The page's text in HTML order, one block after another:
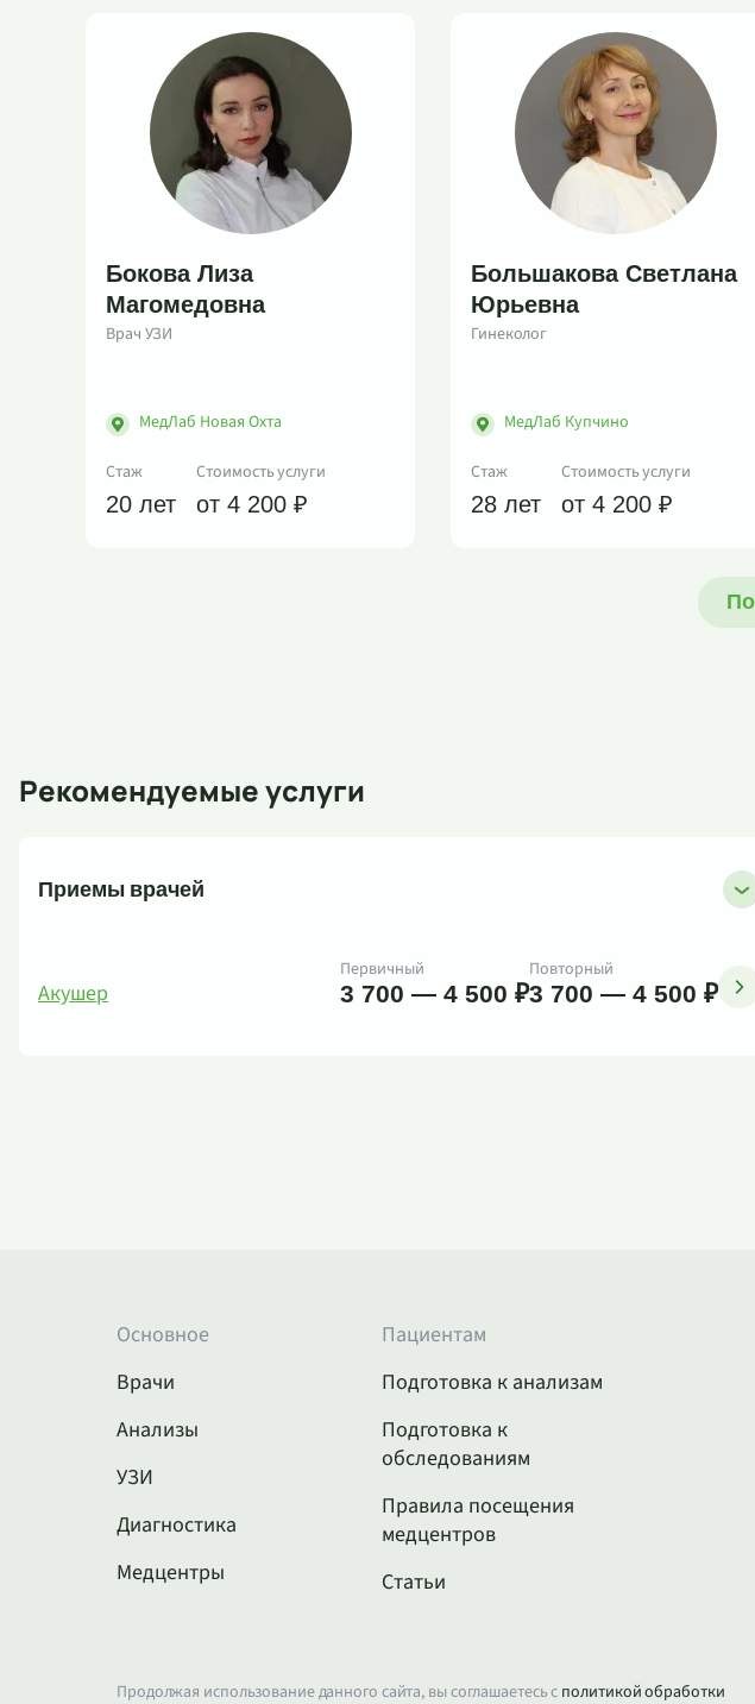
Бокова Лиза
Магомедовна
Врач УЗИ
МедЛаб Новая Охта
Стаж
20 лет
Стоимость услуги
от 4 200 ₽
Большакова Светлана
Юрьевна
Гинеколог
МедЛаб Купчино
Стаж
28 лет
Стоимость услуги
от 4 200 ₽
Рекомендуемые услуги
Приемы врачей
Акушер
Первичный
3 700 — 4 500 ₽
Повторный
3 700 — 4 500 ₽
Основное
Врачи
Анализы
УЗИ
Диагностика
Медцентры
Пациентам
Подготовка к анализам
Подготовка к
обследованиям
Правила посещения
медцентров
Статьи
Продолжая использование данного сайта, вы соглашаетесь с политикой обработки